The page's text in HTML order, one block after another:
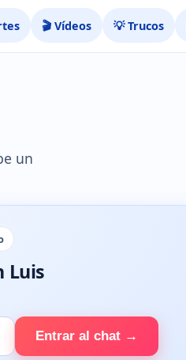
🎬 Vídeos 💡 Trucos
un
Luis
Entrar al chat →